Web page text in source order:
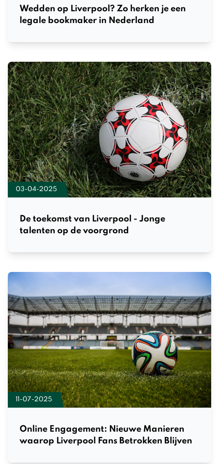
Wedden op Liverpool? Zo herken je een
legale bookmaker in Nederland
03-04-2025
De toekomst van Liverpool - Jonge
talenten op de voorgrond
11-07-2025
Online Engagement: Nieuwe Manieren
waarop Liverpool Fans Betrokken Blijven